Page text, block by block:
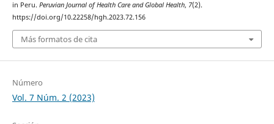
in Peru. Peruvian Journal of Health Care and Global Health, 7(2).
https://doi.org/10.22258/hgh.2023.72.156
Más formatos de cita
Número
Vol. 7 Núm. 2 (2023)